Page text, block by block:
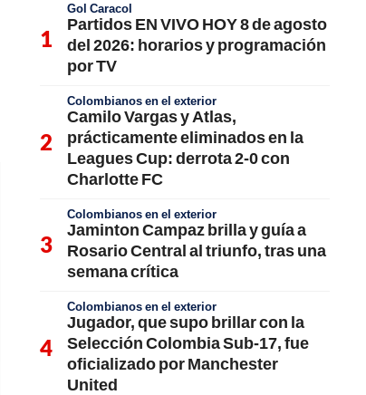
Gol Caracol
Partidos EN VIVO HOY 8 de agosto
del 2026: horarios y programación
por TV
Colombianos en el exterior
Camilo Vargas y Atlas,
prácticamente eliminados en la
Leagues Cup: derrota 2-0 con
Charlotte FC
Colombianos en el exterior
Jaminton Campaz brilla y guía a
Rosario Central al triunfo, tras una
semana crítica
Colombianos en el exterior
Jugador, que supo brillar con la
Selección Colombia Sub-17, fue
oficializado por Manchester
United